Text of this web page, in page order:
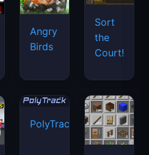
Angry
Birds
Sort
the
Court!
PolyTrack